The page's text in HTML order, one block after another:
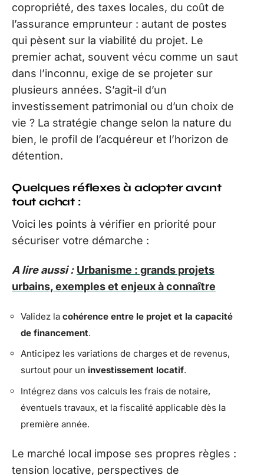
copropriété, des taxes locales, du coût de
l’assurance emprunteur : autant de postes
qui pèsent sur la viabilité du projet. Le
premier achat, souvent vécu comme un saut
dans l’inconnu, exige de se projeter sur
plusieurs années. S’agit-il d’un
investissement patrimonial ou d’un choix de
vie ? La stratégie change selon la nature du
bien, le profil de l’acquéreur et l’horizon de
détention.
Quelques réflexes à adopter avant
tout achat :
Voici les points à vérifier en priorité pour
sécuriser votre démarche :
A lire aussi : Urbanisme : grands projets
urbains, exemples et enjeux à connaître
Validez la cohérence entre le projet et la capacité
de financement.
Anticipez les variations de charges et de revenus,
surtout pour un investissement locatif.
Intégrez dans vos calculs les frais de notaire,
éventuels travaux, et la fiscalité applicable dès la
première année.
Le marché local impose ses propres règles :
tension locative, perspectives de